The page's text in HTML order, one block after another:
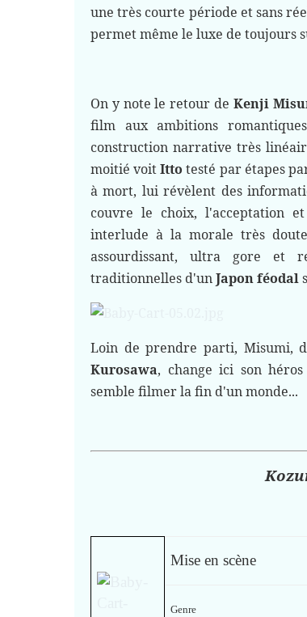
une très courte période et sans
permet même le luxe de toujours
On y note le retour de Kenji
film aux ambitions
construction narrative très
moitié voitItto testé par étapes
à mort, lui révèlent des
couvre le choix, l'acceptation
interlude à la morale très
assourdissant, ultra gore et
traditionnelles d'unJapon féodal
Loin de prendre parti, Misumi,
Kurosawa, change ici son
semble filmer la fin d'un monde...
Mise en scène
Genre